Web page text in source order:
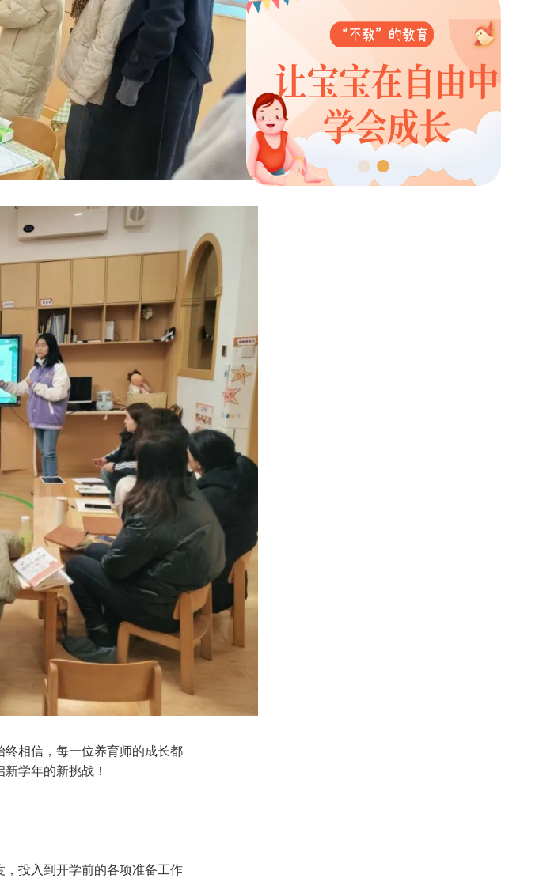
相信，每一位养育师的成长都
学年的新挑战！
投入到开学前的各项准备工作